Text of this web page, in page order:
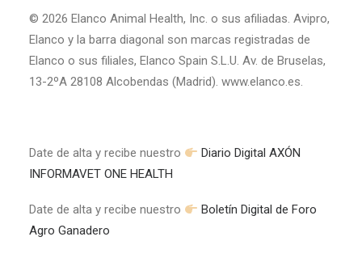
© 2026 Elanco Animal Health, Inc. o sus afiliadas. Avipro,
Elanco y la barra diagonal son marcas registradas de
Elanco o sus filiales, Elanco Spain S.L.U. Av. de Bruselas,
13-2ºA 28108 Alcobendas (Madrid). www.elanco.es.
Date de alta y recibe nuestro
Diario Digital AXÓN
INFORMAVET ONE HEALTH
Date de alta y recibe nuestro
Boletín Digital de Foro
Agro Ganadero